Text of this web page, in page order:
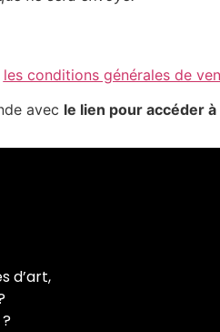
les conditions générales de
avec le lien pour accéder
d’art,